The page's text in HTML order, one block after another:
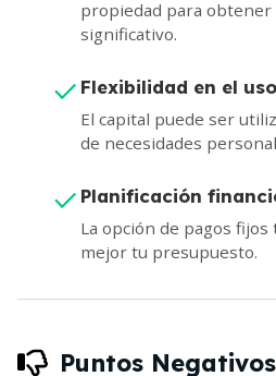
propiedad para
significativo.
Flexibilidad en el
El capital puede ser
de necesidades
Planificación
La opción de pagos
mejor tu presupuesto.
Puntos Negativos